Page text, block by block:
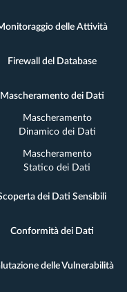
delle Attività
Firewall del Database
Mascheramento dei Dati
Mascheramento
Dinamico dei Dati
Mascheramento
Statico dei Dati
dei Dati Sensibili
Conformità dei Dati
delle Vulnerabilità